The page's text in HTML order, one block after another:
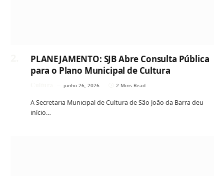
PLANEJAMENTO: SJB Abre Consulta Pública
para o Plano Municipal de Cultura
junho 26, 2026 2 Mins Read
A Secretaria Municipal de Cultura de São João da Barra deu
início…